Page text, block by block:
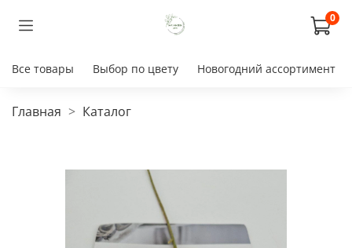
0
Все товары Выбор по цвету Новогодний ассортимент
Главная Каталог